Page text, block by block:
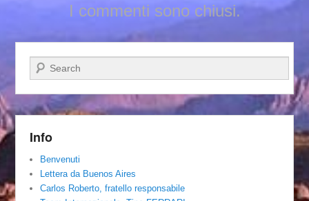
I commenti sono chiusi.
Cerca
Info
Benvenuti
Lettera da Buenos Aires
Carlos Roberto, fratello responsabile